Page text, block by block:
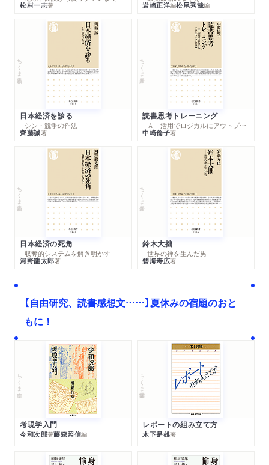
松村一志著 岩崎正洋編松尾秀哉編
ちくま新書
日本経済を診る
─シン・競争の作法
齊藤誠著
ちくま新書
読書思考トレーニング
─ＡＩ活用でロジカルにアウトプットする技法
中崎倫子著
ちくま新書
日本経済の死角
─収奪的システムを解き明かす
河野龍太郎著
ちくま新書
鈴木大拙
─世界の禅を生んだ男
碧海寿広著
【自由研究、読書感想文……】夏休みの宿題のおと
もに！
ちくま文庫
考現学入門
今和次郎著藤森照信編
ちくま学芸文庫
レポートの組み立て方
木下是雄著